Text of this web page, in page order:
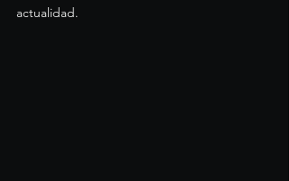
actualidad.